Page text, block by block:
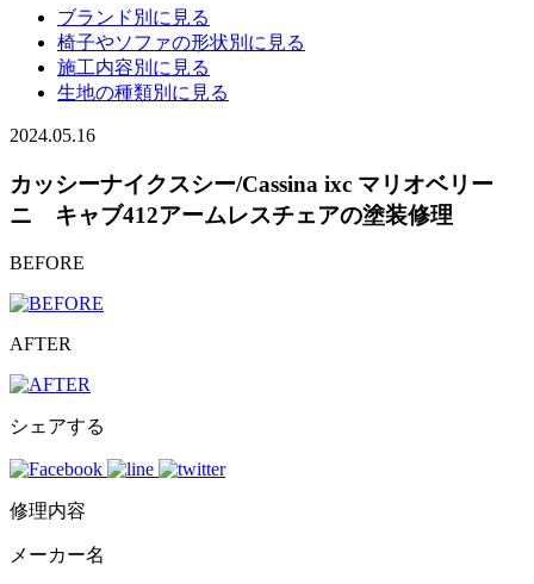
ブランド別に見る
椅子やソファの形状別に見る
施工内容別に見る
生地の種類別に見る
2024.05.16
カッシーナイクスシー/Cassina ixc マリオベリー
ニ キャブ412アームレスチェアの塗装修理
BEFORE
AFTER
シェアする
修理内容
メーカー名